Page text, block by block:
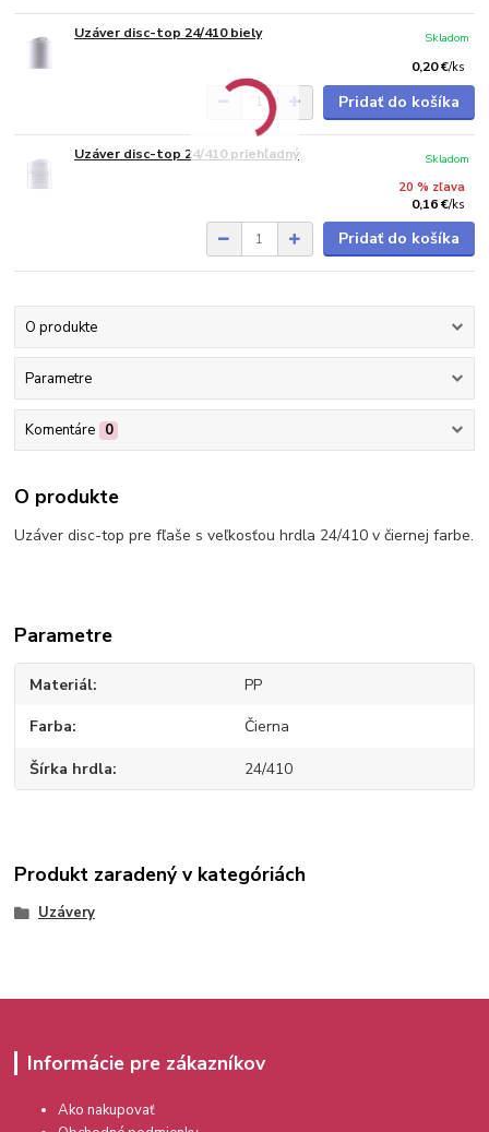
Uzáver disc-top 24/410 biely
0,20 €/ks
Skladom
Pridať do košíka
Uzáver disc-top 24/410 priehľadný
20 % zľava
0,16 €/ks
Skladom
Pridať do košíka
O produkte
Parametre
Komentáre 0
O produkte
Uzáver disc-top pre fľaše s veľkosťou hrdla 24/410 v čiernej farbe.
Parametre
Materiál PP
Farba Čierna
Šírka hrdla 24/410
Produkt zaradený v kategóriách
Uzávery
Informácie pre zákazníkov
Ako nakupovať